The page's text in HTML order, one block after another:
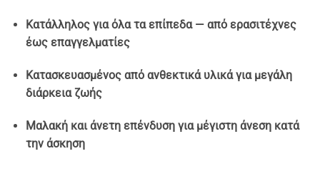
Κατάλληλος για όλα τα επίπεδα — από ερασιτέχνες
έως επαγγελματίες
Κατασκευασμένος από ανθεκτικά υλικά για μεγάλη
διάρκεια ζωής
Μαλακή και άνετη επένδυση για μέγιστη άνεση κατά
την άσκηση